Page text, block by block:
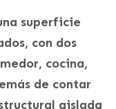
superficie
con dos
cocina,
de contar
aislada